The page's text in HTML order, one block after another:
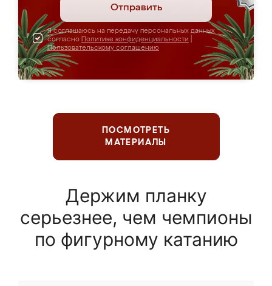
Отправить
Я соглашаюсь на передачу персональных данных
согласно Политике конфиденциальности
Пользовательскому соглашению
ПОСМОТРЕТЬ
МАТЕРИАЛЫ
Держим планку
серьезнее, чем чемпионы
по фигурному катанию